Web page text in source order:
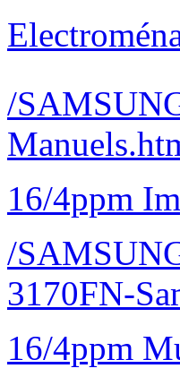
/
16/4ppm
/
3170FN-
16/4ppm